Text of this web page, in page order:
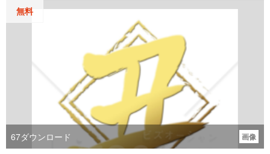
無料
67ダウンロード 画像